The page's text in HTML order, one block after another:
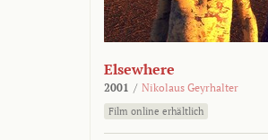
Elsewhere
2001 / Nikolaus Geyrhalter
Film online erhältlich